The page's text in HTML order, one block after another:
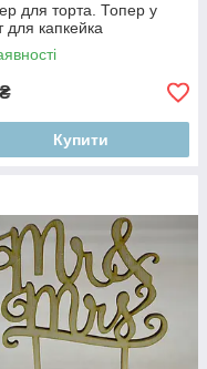
для торта. Топер у
для капкейка
₴
Купити